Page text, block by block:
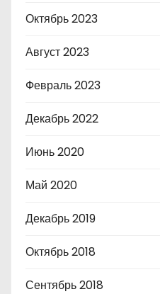
Октябрь 2023
Август 2023
Февраль 2023
Декабрь 2022
Июнь 2020
Май 2020
Декабрь 2019
Октябрь 2018
Сентябрь 2018